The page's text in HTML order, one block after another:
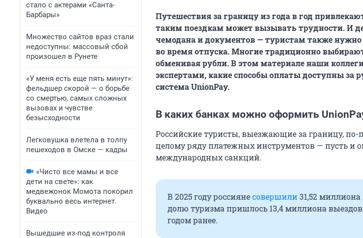
стало с актерами «Санта-
Барбары»
Множество сайтов враз стали
недоступны: массовый сбой
произошел в Рунете
«У меня есть еще пять минут»:
фельдшер скорой — о борьбе
со смертью, самых сложных
вызовах и чувстве
безысходности
Легковушка влетела в толпу
пешеходов в Омске — кадры
«Чисто все мамы и все
дети на свете»: как
медвежонок Момота покорил
буквально весь интернет.
Видео
Вышедшие из-под контроля
Путешествия за границу из года в год
таким поездкам может вызывать трудности. И
чемодана и документов — туристам также
во время отпуска. Многие традиционно
обменивая рубли. В этом материале наши
экспертами, какие способы оплаты доступны за
система UnionPay.
В каких банках можно оформить
Российские туристы, выезжающие за границу,
целому ряду платежных инструментов — пусть и
международных санкций.
В 2025 году россиянесовершили31,52 миллиона
долю туризма пришлось 13,4 миллиона
годом ранее.